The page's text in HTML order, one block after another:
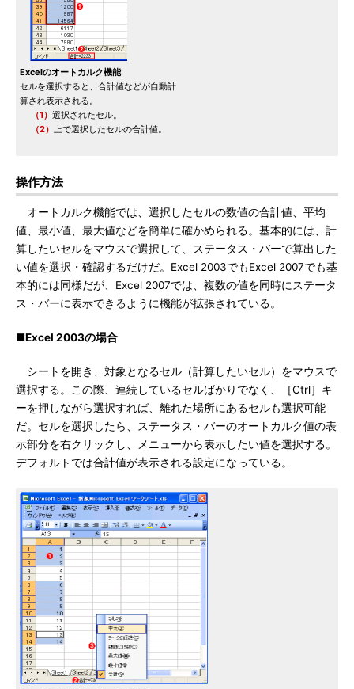
Excelのオートカルク機能
セルを選択すると、合計値などが自動計
算され表示される。
（1） 選択されたセル。
（2） 上で選択したセルの合計値。
操作方法
オートカルク機能では、選択したセルの数値の合計値、平均
値、最小値、最大値などを簡単に確かめられる。基本的には、計
算したいセルをマウスで選択して、ステータス・バーで算出した
い値を選択・確認するだけだ。Excel 2003でもExcel 2007でも基
本的には同様だが、Excel 2007では、複数の値を同時にステータ
ス・バーに表示できるように機能が拡張されている。
■Excel 2003の場合
シートを開き、対象となるセル（計算したいセル）をマウスで
選択する。この際、連続しているセルばかりでなく、［Ctrl］キ
ーを押しながら選択すれば、離れた場所にあるセルも選択可能
だ。セルを選択したら、ステータス・バーのオートカルク値の表
示部分を右クリックし、メニューから表示したい値を選択する。
デフォルトでは合計値が表示される設定になっている。